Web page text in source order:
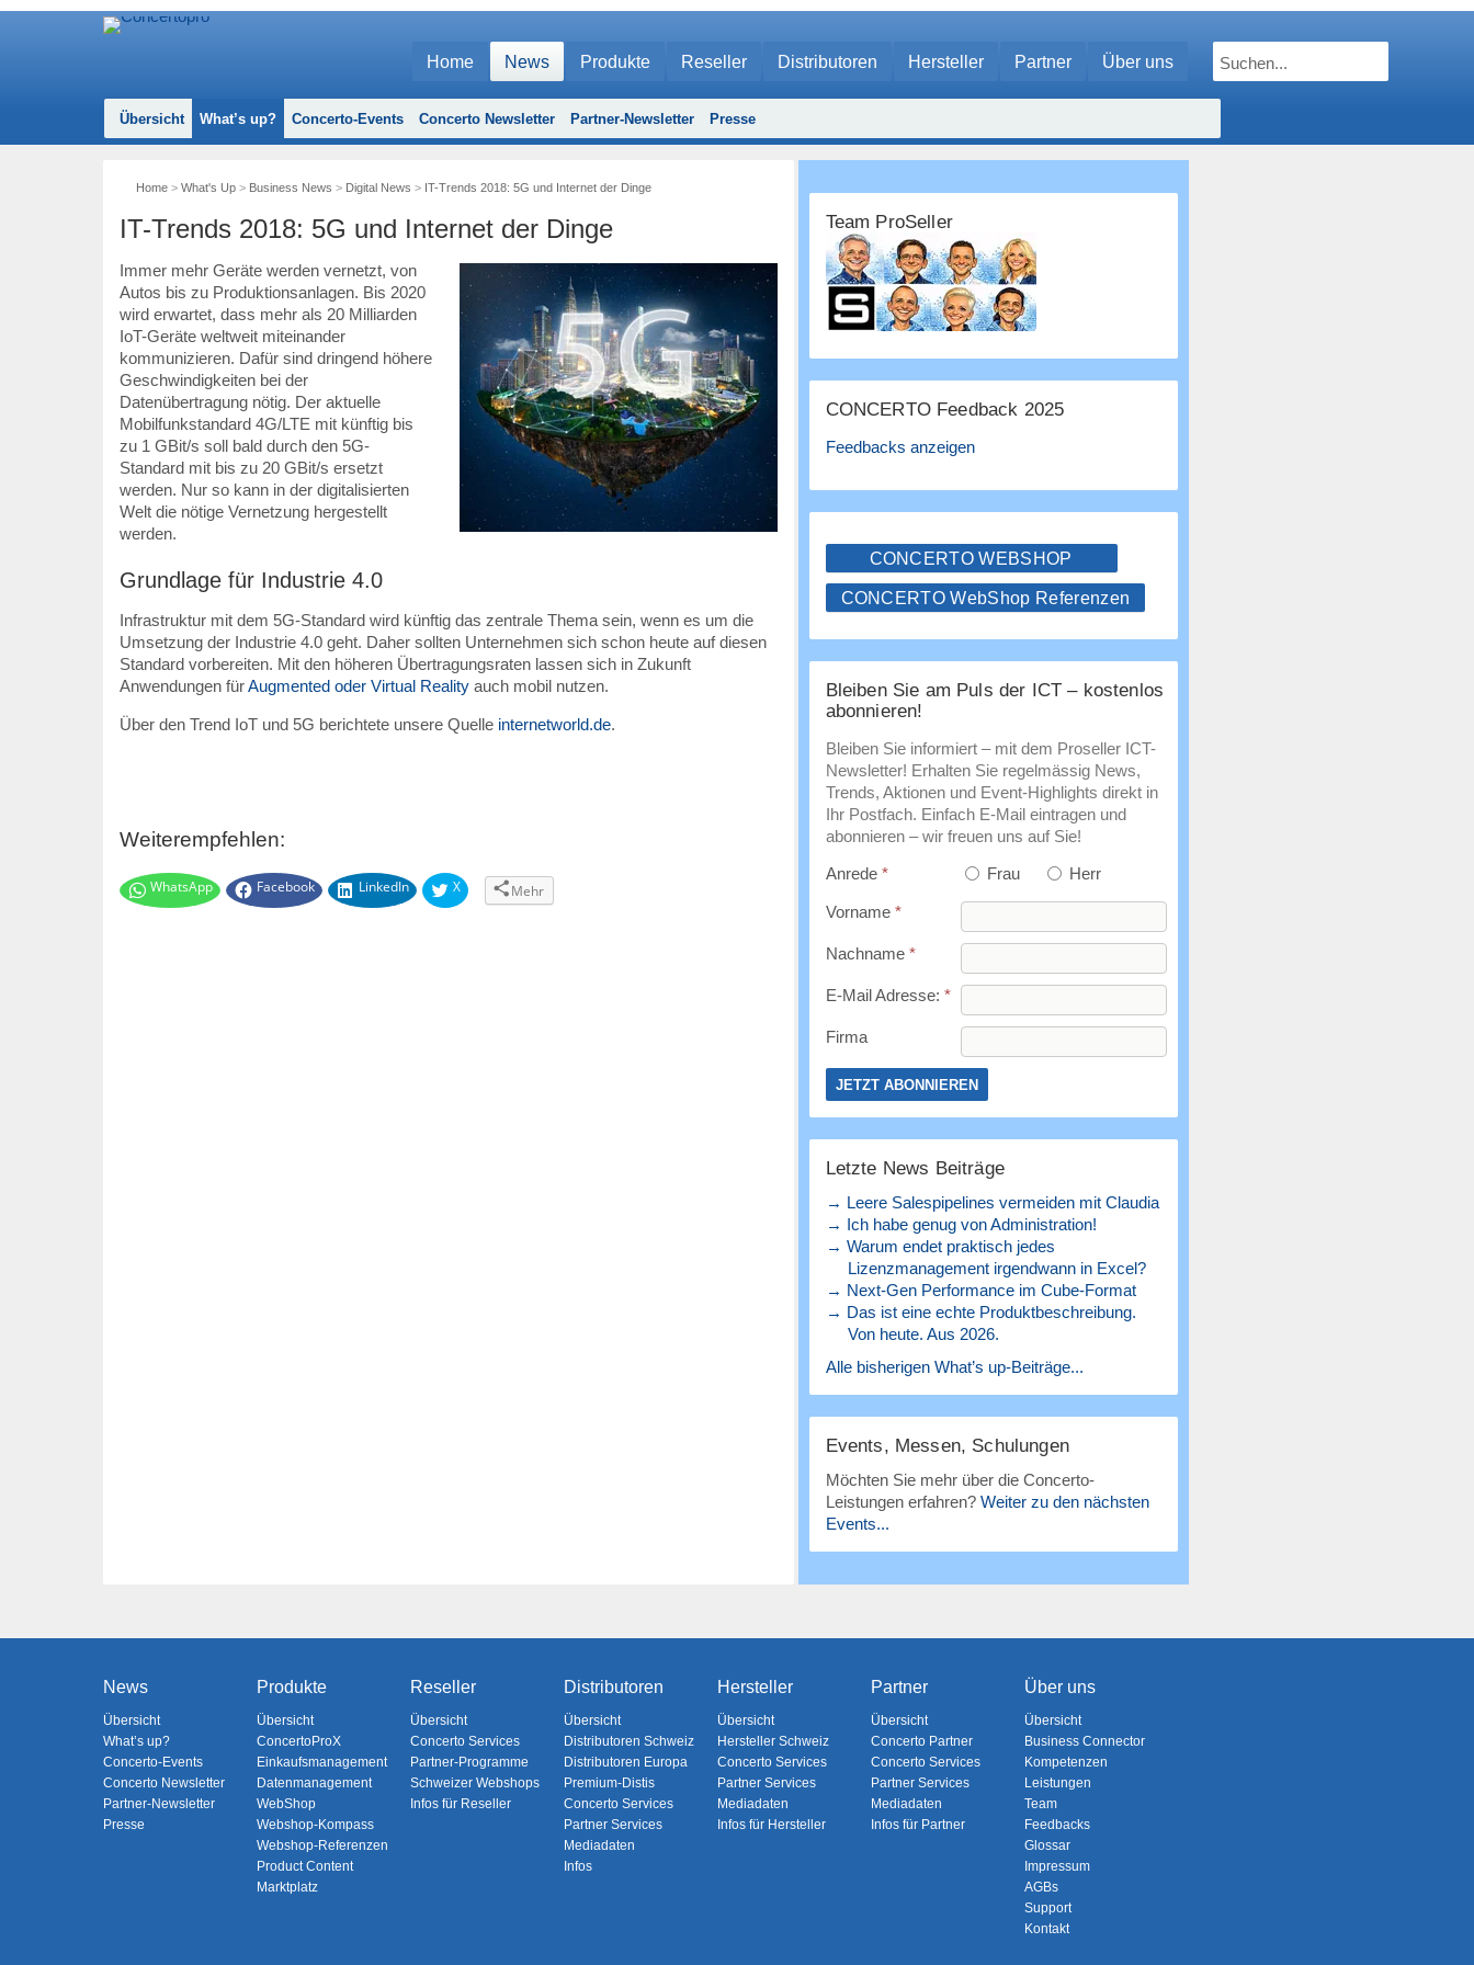
Home News Produkte Reseller Distributoren Hersteller Partner Über uns
Übersicht What’s up? Concerto-Events Concerto Newsletter Partner-Newsletter Presse
Home> What's Up> Business News > Digital News > IT-Trends 2018: 5G und Internet der Dinge
IT-Trends 2018: 5G und Internet der Dinge
Immer mehr Geräte werden vernetzt, von
Autos bis zu Produktionsanlagen. Bis 2020
wird erwartet, dass mehr als 20 Milliarden
IoT-Geräte weltweit miteinander
kommunizieren. Dafür sind dringend höhere
Geschwindigkeiten bei der
Datenübertragung nötig. Der aktuelle
Mobilfunkstandard 4G/LTE mit künftig bis
zu 1 GBit/s soll bald durch den 5G-
Standard mit bis zu 20 GBit/s ersetzt
werden. Nur so kann in der digitalisierten
Welt die nötige Vernetzung hergestellt
werden.
Grundlage für Industrie 4.0
Infrastruktur mit dem 5G-Standard wird künftig das zentrale Thema sein, wenn es um die
Umsetzung der Industrie 4.0 geht. Daher sollten Unternehmen sich schon heute auf diesen
Standard vorbereiten. Mit den höheren Übertragungsraten lassen sich in Zukunft
Anwendungen fürAugmented oder Virtual Realityauch mobil nutzen.
Über den Trend IoT und 5G berichtete unsere Quelle internetworld.de.
Weiterempfehlen:
WhatsApp Facebook LinkedIn X Mehr
Team ProSeller
CONCERTO Feedback 2025
Feedbacks anzeigen
CONCERTO WEBSHOP
CONCERTO WebShop Referenzen
Bleiben Sie am Puls der ICT – kostenlos
abonnieren!
Bleiben Sie informiert – mit dem Proseller ICT-
Newsletter! Erhalten Sie regelmässig News,
Trends, Aktionen und Event-Highlights direkt in
Ihr Postfach. Einfach E-Mail eintragen und
abonnieren – wir freuen uns auf Sie!
Anrede * Frau Herr
Vorname *
Nachname *
E-Mail Adresse: *
Firma
Letzte News Beiträge
→ Leere Salespipelines vermeiden mit Claudia
→ Ich habe genug von Administration!
→ Warum endet praktisch jedes
Lizenzmanagement irgendwann in Excel?
→ Next-Gen Performance im Cube-Format
→ Das ist eine echte Produktbeschreibung.
Von heute. Aus 2026.
Alle bisherigen What’s up-Beiträge...
Events, Messen, Schulungen
Möchten Sie mehr über die Concerto-
Leistungen erfahren? Weiter zu den nächsten
Events...
News
Übersicht
What’s up?
Concerto-Events
Concerto Newsletter
Partner-Newsletter
Presse
Produkte
Übersicht
ConcertoProX
Einkaufsmanagement
Datenmanagement
WebShop
Webshop-Kompass
Webshop-Referenzen
Product Content
Marktplatz
Reseller
Übersicht
Concerto Services
Partner-Programme
Schweizer Webshops
Infos für Reseller
Distributoren
Übersicht
Distributoren Schweiz
Distributoren Europa
Premium-Distis
Concerto Services
Partner Services
Mediadaten
Infos
Hersteller
Übersicht
Hersteller Schweiz
Concerto Services
Partner Services
Mediadaten
Infos für Hersteller
Partner
Übersicht
Concerto Partner
Concerto Services
Partner Services
Mediadaten
Infos für Partner
Über uns
Übersicht
Business Connector
Kompetenzen
Leistungen
Team
Feedbacks
Glossar
Impressum
AGBs
Support
Kontakt